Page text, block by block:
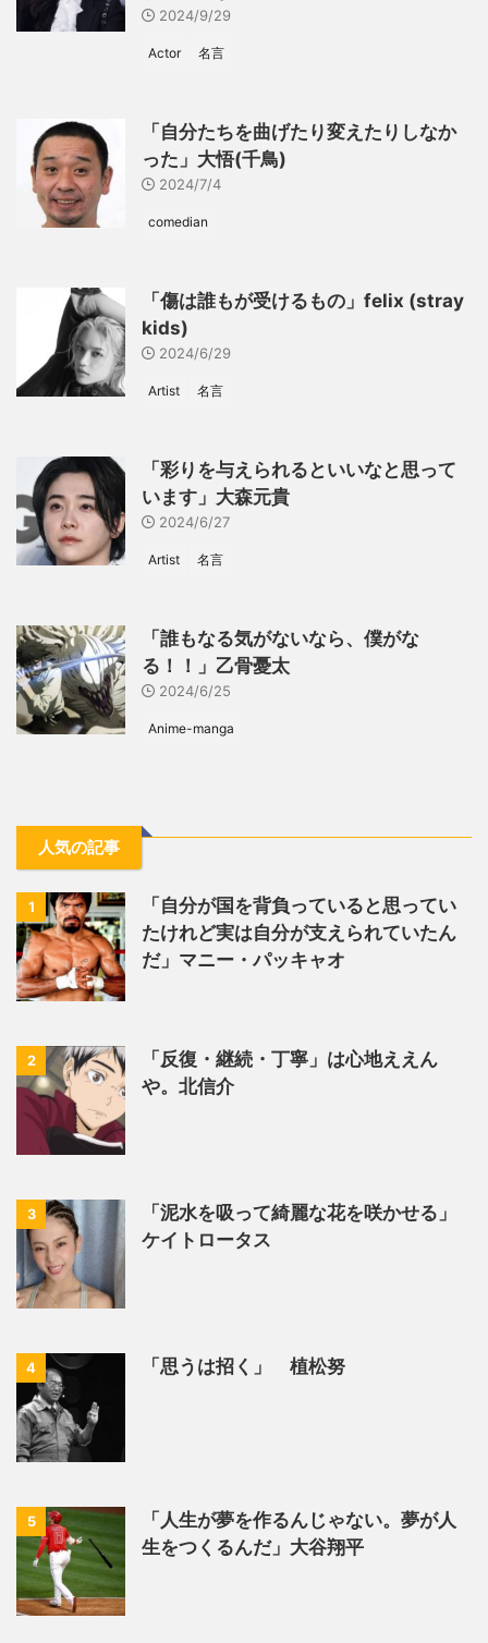
2024/9/29
Actor 名言
「自分たちを曲げたり変えたりしなか
った」大悟(千鳥)
2024/7/4
comedian
「傷は誰もが受けるもの」felix (stray
kids)
2024/6/29
Artist 名言
「彩りを与えられるといいなと思って
います」大森元貴
2024/6/27
Artist 名言
「誰もなる気がないなら、僕がな
る！！」乙骨憂太
2024/6/25
Anime-manga
人気の記事
1
「自分が国を背負っていると思ってい
たけれど実は自分が支えられていたん
だ」マニー・パッキャオ
2
「反復・継続・丁寧」は心地ええん
や。北信介
3
「泥水を吸って綺麗な花を咲かせる」
ケイトロータス
4 「思うは招く」 植松努
5
「人生が夢を作るんじゃない。夢が人
生をつくるんだ」大谷翔平